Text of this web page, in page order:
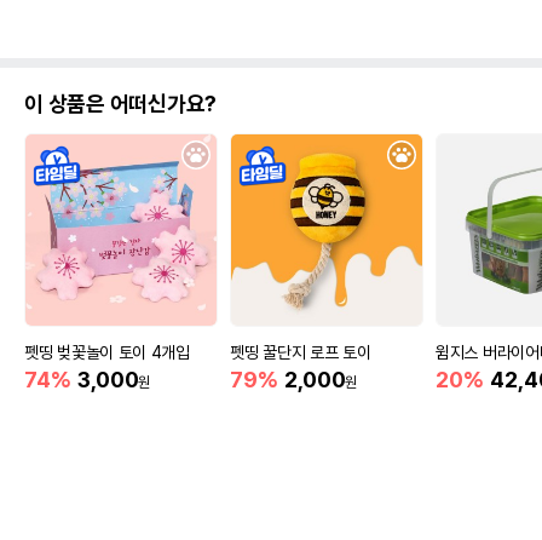
이 상품은 어떠신가요?
펫띵 벚꽃놀이 토이 4개입
74% 3,000원
펫띵 꿀단지 로프 토이
79% 2,000원
윔지스 버라이
20%